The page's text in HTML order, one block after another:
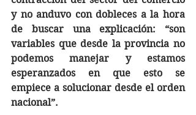
y no anduvo con dobleces a la hora
de buscar una explicación: “son
variables que desde la provincia no
podemos manejar y estamos
esperanzados en que esto se
empiece a solucionar desde el orden
nacional”.